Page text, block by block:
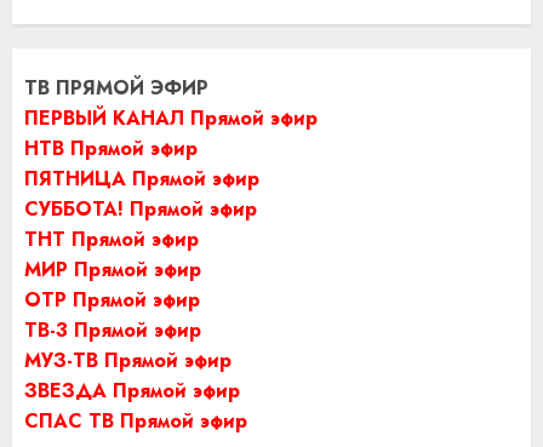
ТВ ПРЯМОЙ ЭФИР
ПЕРВЫЙ КАНАЛ Прямой эфир
НТВ Прямой эфир
ПЯТНИЦА Прямой эфир
СУББОТА! Прямой эфир
ТНТ Прямой эфир
МИР Прямой эфир
ОТР Прямой эфир
ТВ-3 Прямой эфир
МУЗ-ТВ Прямой эфир
ЗВЕЗДА Прямой эфир
СПАС ТВ Прямой эфир